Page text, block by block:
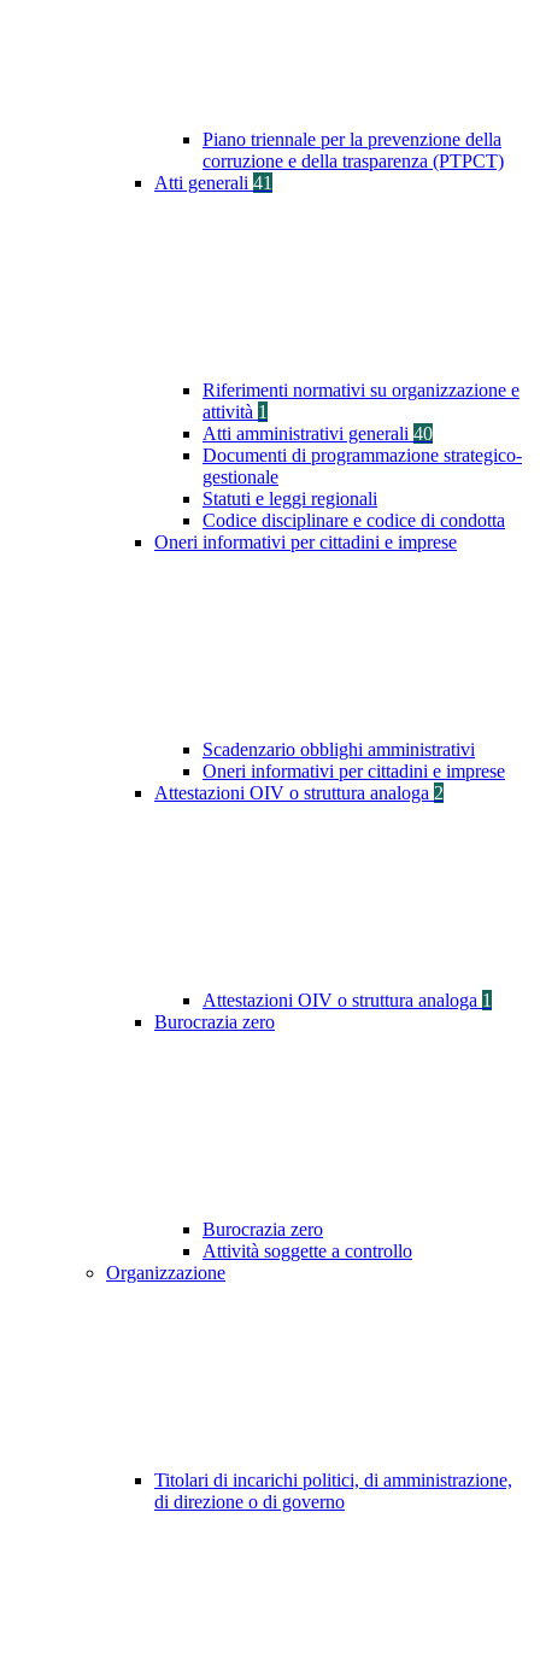
Piano triennale per la prevenzione della
corruzione e della trasparenza (PTPCT)
Atti generali 41
Riferimenti normativi su organizzazione e
attività 1
Atti amministrativi generali 40
Documenti di programmazione strategico-
gestionale
Statuti e leggi regionali
Codice disciplinare e codice di condotta
Oneri informativi per cittadini e imprese
Scadenzario obblighi amministrativi
Oneri informativi per cittadini e imprese
Attestazioni OIV o struttura analoga 2
Attestazioni OIV o struttura analoga 1
Burocrazia zero
Burocrazia zero
Attività soggette a controllo
Organizzazione
Titolari di incarichi politici, di amministrazione,
di direzione o di governo